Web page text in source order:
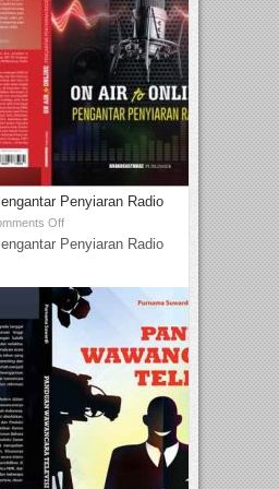
Penyiaran Radio
Off
Penyiaran Radio